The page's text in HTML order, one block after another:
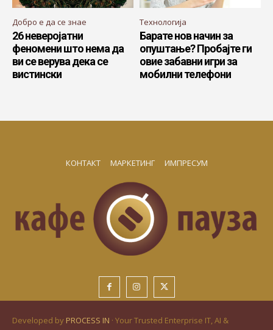
Добро е да се знае
26 неверојатни
феномени што нема да
ви се верува дека се
вистински
Технологија
Барате нов начин за
опуштање? Пробајте ги
овие забавни игри за
мобилни телефони
КОНТАКТ МАРКЕТИНГ ИМПРЕСУМ
Developed by PROCESS IN · Your Trusted Enterprise IT, AI &